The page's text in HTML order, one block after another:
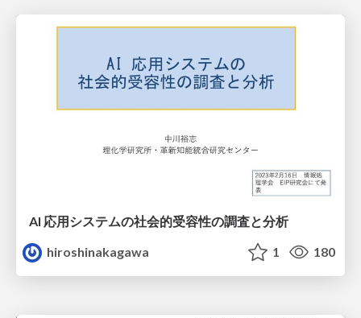
AI 応用システムの社会的受容性の調査と分析
hiroshinakagawa
1 180